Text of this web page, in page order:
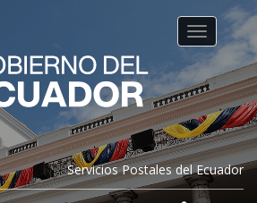
Servicios Postales del Ecuador
Toggle